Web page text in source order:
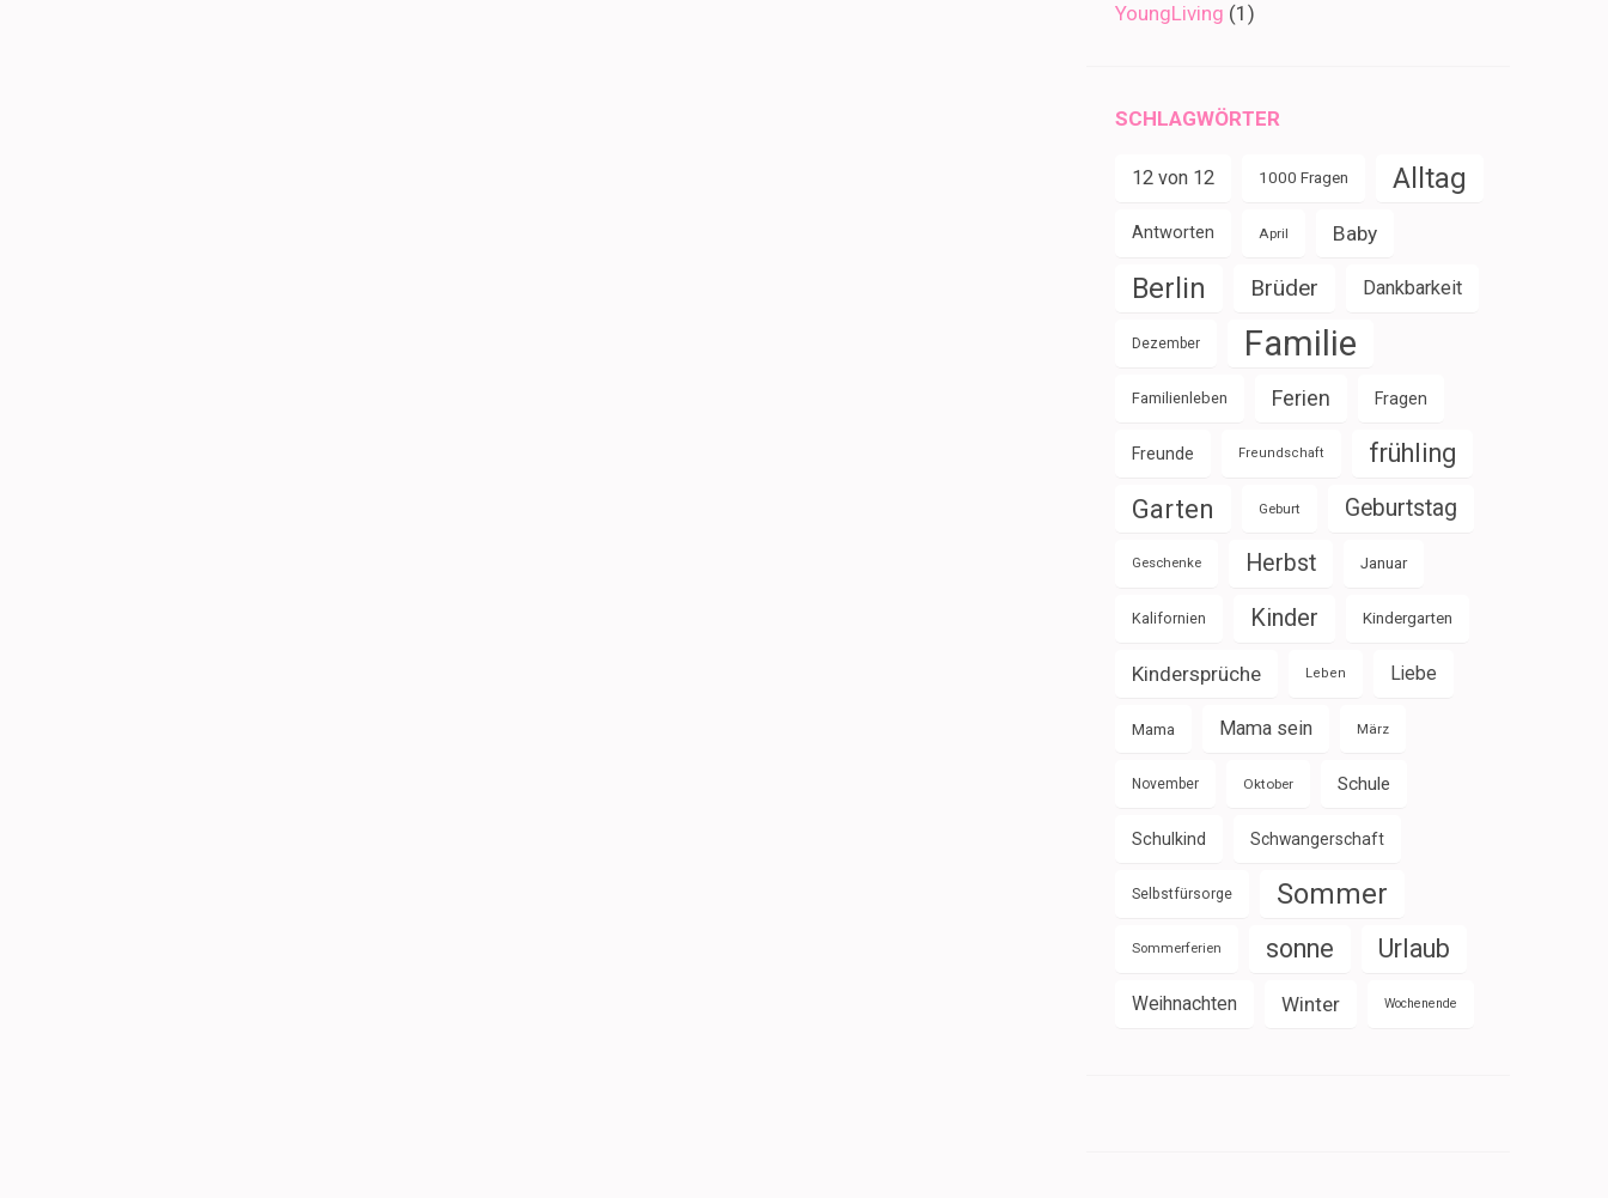
YoungLiving (1)
SCHLAGWÖRTER
12 von 12 1000 Fragen Alltag
Antworten April Baby
Berlin Brüder Dankbarkeit
Dezember Familie
Familienleben Ferien Fragen
Freunde Freundschaft frühling
Garten Geburt Geburtstag
Geschenke Herbst Januar
Kalifornien Kinder Kindergarten
Kindersprüche Leben Liebe
Mama Mama sein März
November Oktober Schule
Schulkind Schwangerschaft
Selbstfürsorge Sommer
Sommerferien sonne Urlaub
Weihnachten Winter Wochenende